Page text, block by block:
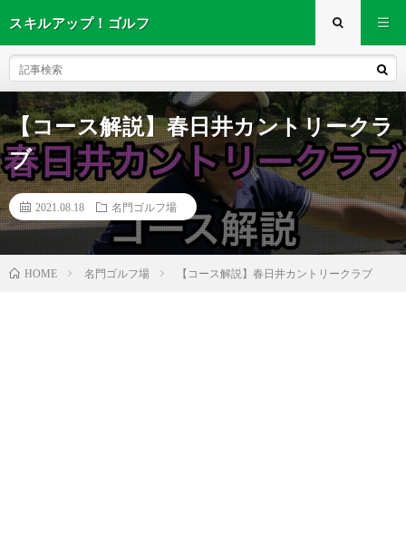
スキルアップ！ゴルフ
【コース解説】春日井カントリークラ
ブ
2021.08.18 名門ゴルフ場
HOME 名門ゴルフ場 【コース解説】春日井カントリークラブ